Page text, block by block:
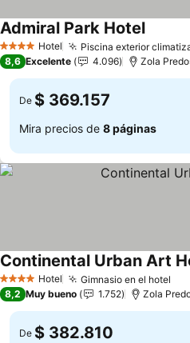
4 EstrellasHotel Piscina exterior
Admiral Park HotelVer
8,6 Excelente 4.096 Zola
De $ 369.157
Mira precios de 8 páginas
4 EstrellasHotel Gimnasio en el hotel
Continental Urban Art
8,2 Muy bueno 1.752 Zola
De $ 382.810